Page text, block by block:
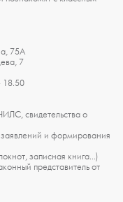
75А
7
18.50
свидетельства о
и формирования
записная книга…)
представитель от